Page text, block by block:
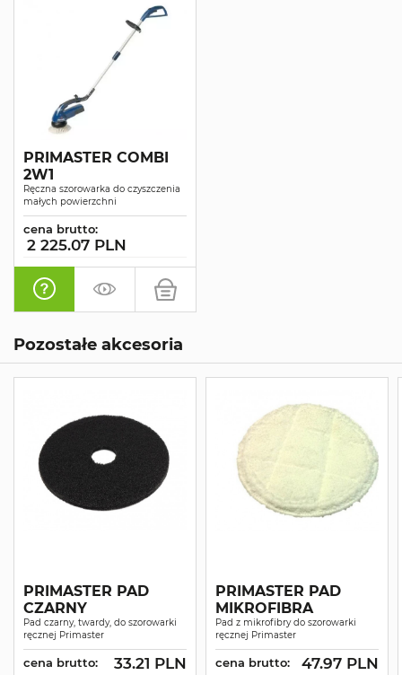
PRIMASTER COMBI
2W1
Ręczna szorowarka do czyszczenia
małych powierzchni
cena brutto:
2 225.07 PLN
Pozostałe akcesoria
PRIMASTER PAD
CZARNY
Pad czarny, twardy, do szorowarki
ręcznej Primaster
cena brutto: 33.21 PLN
PRIMASTER PAD
MIKROFIBRA
Pad z mikrofibry do szorowarki
ręcznej Primaster
cena brutto: 47.97 PLN